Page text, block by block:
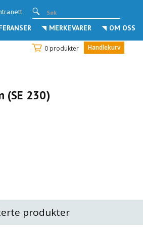
MERKEVARER OM OSS
0 produkter Handlekurv
(SE 230)
produkter